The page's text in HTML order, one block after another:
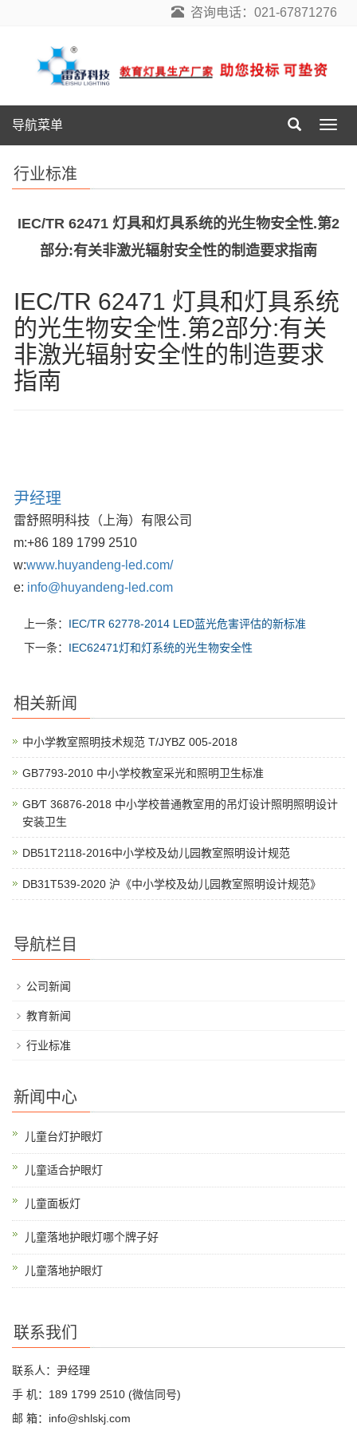
咨询电话：021-67871276
导
航
导航菜单
行业标准
IEC/TR 62471 灯具和灯具系统的光生物安全性.第2
部分:有关非激光辐射安全性的制造要求指南
IEC/TR 62471 灯具和灯具系统
的光生物安全性.第2部分:有关
非激光辐射安全性的制造要求
指南
尹经理
雷舒照明科技（上海）有限公司
m:+86 189 1799 2510
w:www.huyandeng-led.com/
e: info@huyandeng-led.com
上一条： IEC/TR 62778-2014 LED蓝光危害评估的新标准
下一条： IEC62471灯和灯系统的光生物安全性
相关新闻
中小学教室照明技术规范 T/JYBZ 005-2018
GB7793-2010 中小学校教室采光和照明卫生标准
GB∕T 36876-2018 中小学校普通教室用的吊灯设计照明照明设计
安装卫生
DB51T2118-2016中小学校及幼儿园教室照明设计规范
DB31T539-2020 沪《中小学校及幼儿园教室照明设计规范》
导航栏目
公司新闻
教育新闻
行业标准
新闻中心
儿童台灯护眼灯
儿童适合护眼灯
儿童面板灯
儿童落地护眼灯哪个牌子好
儿童落地护眼灯
联系我们
联系人：尹经理
手 机：189 1799 2510 (微信同号)
邮 箱：info@shlskj.com